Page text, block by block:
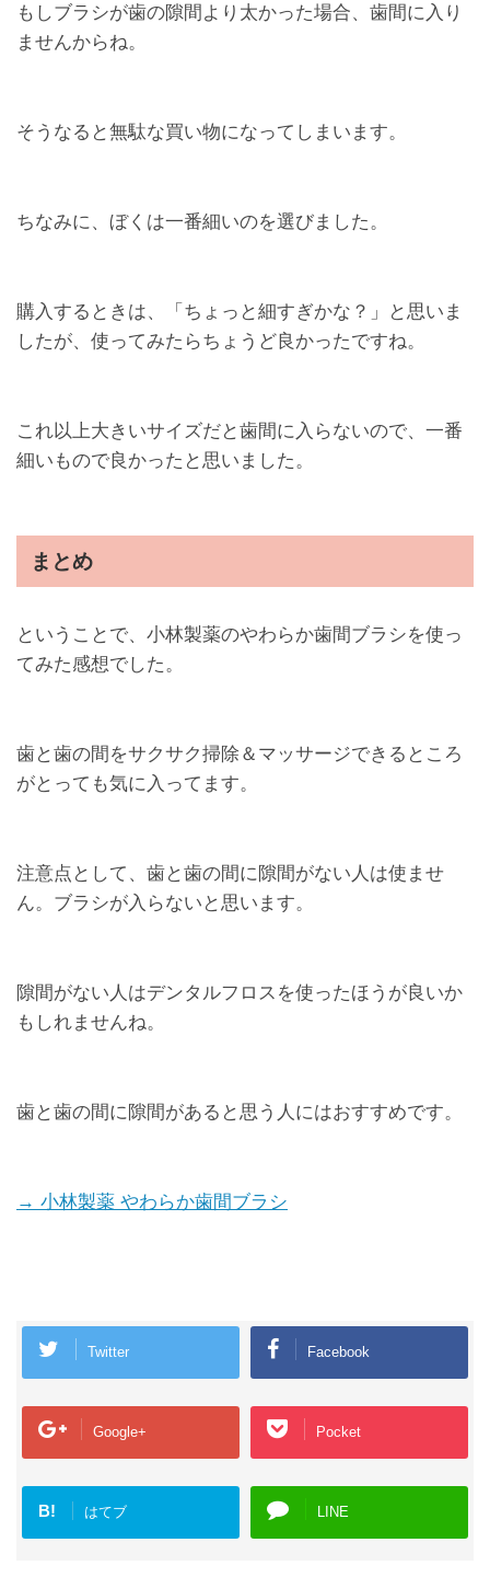
もしブラシが歯の隙間より太かった場合、歯間に入り
ませんからね。
そうなると無駄な買い物になってしまいます。
ちなみに、ぼくは一番細いのを選びました。
購入するときは、「ちょっと細すぎかな？」と思いま
したが、使ってみたらちょうど良かったですね。
これ以上大きいサイズだと歯間に入らないので、一番
細いもので良かったと思いました。
まとめ
ということで、小林製薬のやわらか歯間ブラシを使っ
てみた感想でした。
歯と歯の間をサクサク掃除＆マッサージできるところ
がとっても気に入ってます。
注意点として、歯と歯の間に隙間がない人は使ませ
ん。ブラシが入らないと思います。
隙間がない人はデンタルフロスを使ったほうが良いか
もしれませんね。
歯と歯の間に隙間があると思う人にはおすすめです。
→ 小林製薬 やわらか歯間ブラシ
Twitter Facebook
Google+ Pocket
B! はてブ LINE